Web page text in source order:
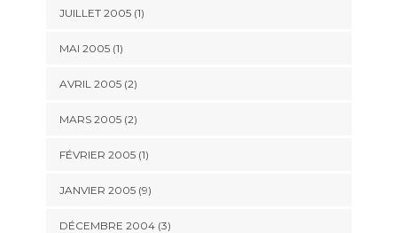
JUILLET 2005 (1)
MAI 2005 (1)
AVRIL 2005 (2)
MARS 2005 (2)
FÉVRIER 2005 (1)
JANVIER 2005 (9)
DÉCEMBRE 2004 (3)